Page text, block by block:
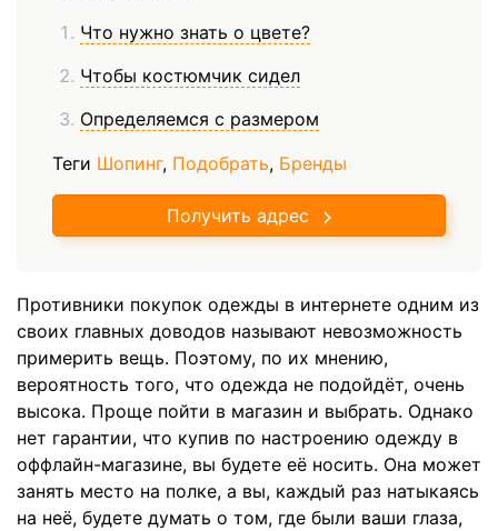
Что нужно знать о цвете?
Чтобы костюмчик сидел
Определяемся с размером
Теги Шопинг, Подобрать, Бренды
Получить адрес
Противники покупок одежды в интернете одним из
своих главных доводов называют невозможность
примерить вещь. Поэтому, по их мнению,
вероятность того, что одежда не подойдёт, очень
высока. Проще пойти в магазин и выбрать. Однако
нет гарантии, что купив по настроению одежду в
оффлайн-магазине, вы будете её носить. Она может
занять место на полке, а вы, каждый раз натыкаясь
на неё, будете думать о том, где были ваши глаза,